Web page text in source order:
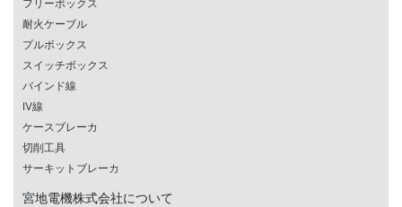
フリーボックス
耐火ケーブル
プルボックス
スイッチボックス
バインド線
IV線
ケースブレーカ
切削工具
サーキットブレーカ
宮地電機株式会社について